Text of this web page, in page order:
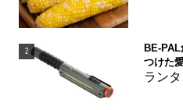
2
BE-
つけた
ラン